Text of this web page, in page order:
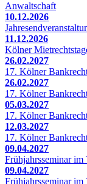
Anwaltschaft
10.12.2026
11.12.2026
Kölner
26.02.2027
17. Kölner
26.02.2027
17. Kölner
05.03.2027
17. Kölner
12.03.2027
17. Kölner
09.04.2027
Frühjahrsseminar im
09.04.2027
Frühjahrsseminar